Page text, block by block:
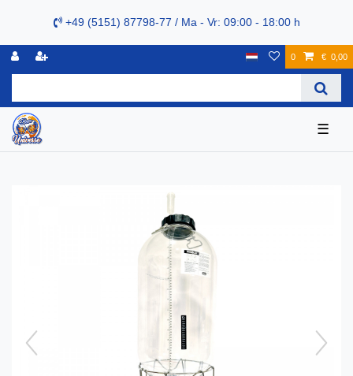
+49 (5151) 87798-77 / Ma - Vr: 09:00 - 18:00 h
0 € 0,00
☰